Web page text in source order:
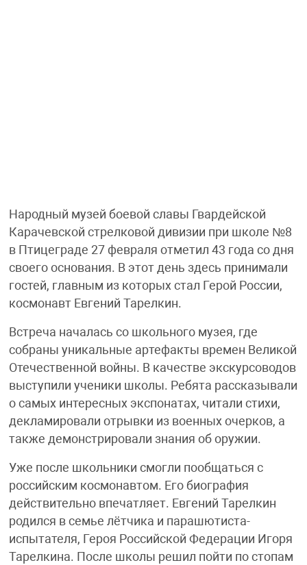
Народный музей боевой славы Гвардейской
Карачевской стрелковой дивизии при школе №8
в Птицеграде 27 февраля отметил 43 года со дня
своего основания. В этот день здесь принимали
гостей, главным из которых стал Герой России,
космонавт Евгений Тарелкин.
Встреча началась со школьного музея, где
собраны уникальные артефакты времен Великой
Отечественной войны. В качестве экскурсоводов
выступили ученики школы. Ребята рассказывали
о самых интересных экспонатах, читали стихи,
декламировали отрывки из военных очерков, а
также демонстрировали знания об оружии.
Уже после школьники смогли пообщаться с
российским космонавтом. Его биография
действительно впечатляет. Евгений Тарелкин
родился в семье лётчика и парашютиста-
испытателя, Героя Российской Федерации Игоря
Тарелкина. После школы решил пойти по стопам